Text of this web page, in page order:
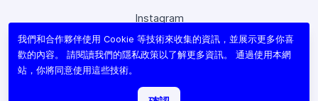
Instagram
Facebook
X (Twitter)
Lomography
我們和合作夥伴使用 Cookie 等技術來收集的資訊，並展示更多你喜
歡的內容。 請閱讀我們的隱私政策以了解更多資訊。 通過使用本網
站，你將同意使用這些技術。